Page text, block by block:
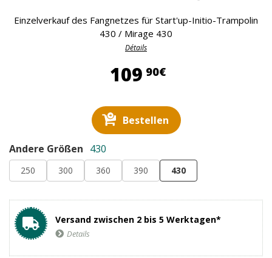
Einzelverkauf des Fangnetzes für Start'up-Initio-Trampolin
430 / Mirage 430
Détails
109 90€109,90 €
Bestellen
Andere Größen 430
250 300 360 390 430
Versand zwischen 2 bis 5 Werktagen*
Details